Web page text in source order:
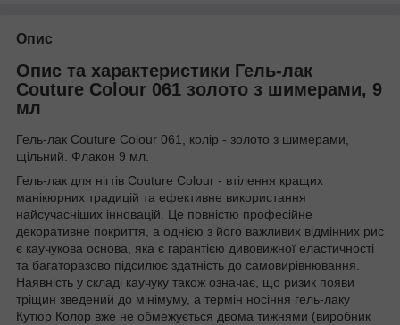
Опис
Опис та характеристики Гель-лак
Couture Colour 061 золото з шимерами, 9
мл
Гель-лак Couture Colour 061, колір - золото з шимерами,
щільний. Флакон 9 мл.
Гель-лак для нігтів Couture Colour - втілення кращих
манікюрних традицій та ефективне використання
найсучасніших інновацій. Це повністю професійне
декоративне покриття, а однією з його важливих відмінних рис
є каучукова основа, яка є гарантією дивовижної еластичності
та багаторазово підсилює здатність до самовирівнювання.
Наявність у складі каучуку також означає, що ризик появи
тріщин зведений до мінімуму, а термін носіння гель-лаку
Кутюр Колор вже не обмежується двома тижнями (виробник